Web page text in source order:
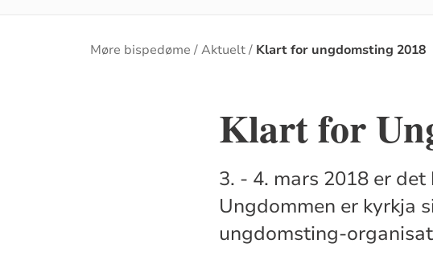
Brødsmulesti
Møre bispedøme Aktuelt Klart for ungdomsting 2018
Klart for
3. - 4. mars 2018 er
Ungdommen er kyrkja
ungdomsting-